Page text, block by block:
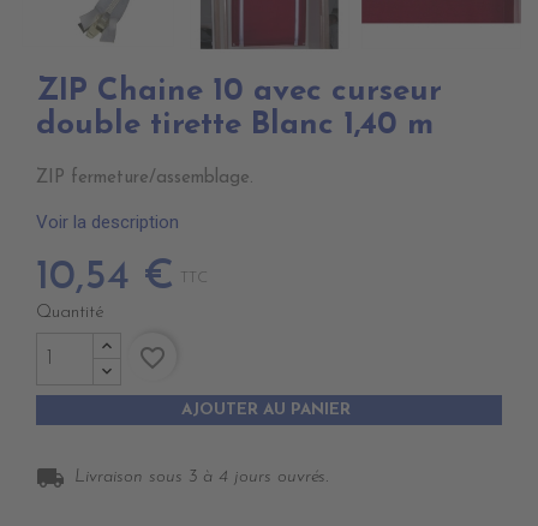
ZIP Chaine 10 avec curseur
double tirette Blanc 1,40 m
ZIP fermeture/assemblage.
Voir la description
10,54 € TTC
Quantité
AJOUTER AU PANIER
favorite_border
local_shipping Livraison sous 3 à 4 jours ouvrés.